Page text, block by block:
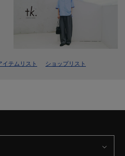
イテムリスト ショップリスト